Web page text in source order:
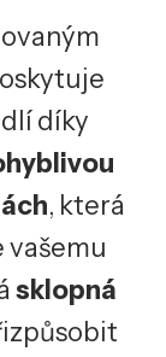
díky
, která
vašemu
sklopná